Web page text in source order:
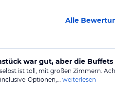
Alle
durch den Iran
war gut, aber die Buffets
ist toll, mit großen Zimmern.
Optionen;… weiterlesen